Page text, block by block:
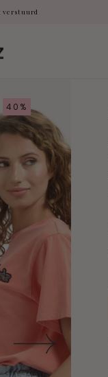
verstuurd
40%